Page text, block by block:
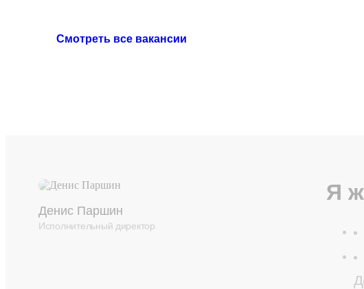
Смотреть все вакансии
Денис Паршин
Исполнительный директор
Я